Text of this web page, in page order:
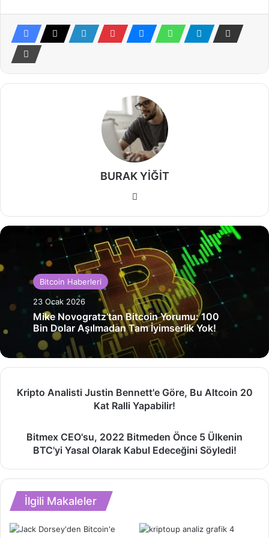
BURAK YİĞİT
Bitcoin Haberleri
23 Ocak 2026
Mike Novogratz’tan Bitcoin Yorumu: 100
Bin Dolar Aşılmadan Tam İyimserlik Yok!
Analisti
Göre,
Ralli
Yapabilir!
Kripto Analisti Justin Bennett'e Göre, Bu Altcoin 20
Kat Ralli Yapabilir!
CEO'su,
Bitmeden
Önce
Ülkenin
Yasal
Bitmex CEO'su, 2022 Bitmeden Önce 5 Ülkenin
BTC'yi Yasal Olarak Kabul Edeceğini Söyledi!
İlgili Makaleler